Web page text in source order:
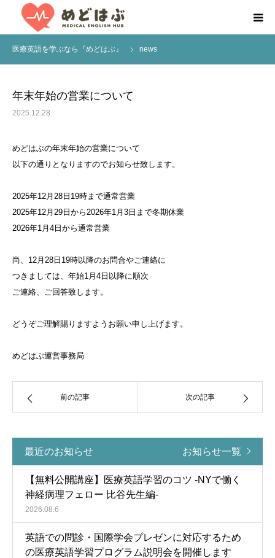
医療英語を学ぶなら『めどはぶ』 news
年末年始の営業について
2025.12.28
めどはぶの年末年始の営業について
以下の通りとなりますのでお知らせ致します。
2025年12月28日19時まで通常営業
2025年12月29日から2026年1月3日まで冬期休業
2026年1月4日から通常営業
尚、12月28日19時以降のお問合やご連絡に
つきましては、年始1月4日以降に順次
ご連絡、ご回答致します。
どうぞご理解賜りますようお願い申し上げます。
めどはぶ運営事務局
前の記事 次の記事
最近のお知らせ お知らせ一覧
【無料公開講座】医療英語学習のコツ -NYで働く
神経病理フェロー 比谷先生編-
2026.08.6
英語での問診・国際学会プレゼンに対応するため
の医療英語学習プログラム説明会を開催します
HOME
お役立ち情報
無料学習相談